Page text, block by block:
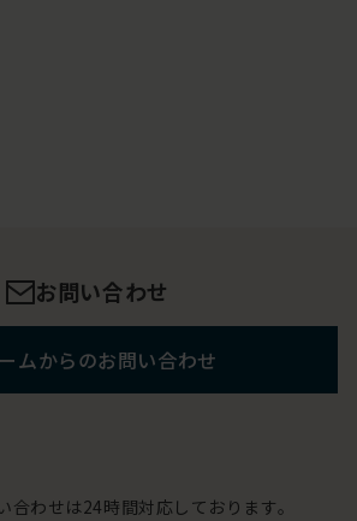
お問い合わせ
ムからのお問い合わせ
わせは24時間対応しております。